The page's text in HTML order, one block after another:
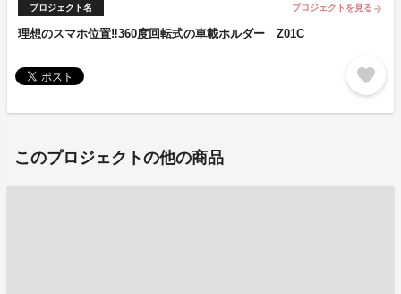
プロジェクト名 プロジェクトを見る arrow_forward
理想のスマホ位置‼360度回転式の車載ホルダー Z01C
favorite
このプロジェクトの他の商品